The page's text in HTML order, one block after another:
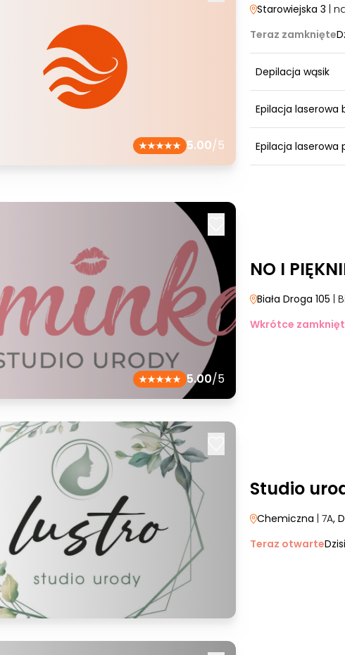
5.00/5
Starowiejska 3 |
Teraz zamknięte
Depilacja wąsik
Epilacja laserowa
Epilacja laserowa
5.00/5
NO I
Biała Droga 105 |
Wkrótce
Studio
Chemiczna | 7A,
Teraz otwarte